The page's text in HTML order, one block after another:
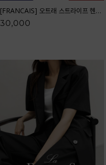
[FRANCAIS] 오트래 스트라이프 헨리넥 반팔티셔츠_F6H528TS
30,000